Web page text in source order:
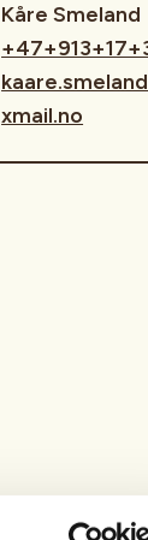
Kåre Smeland
xmail.no